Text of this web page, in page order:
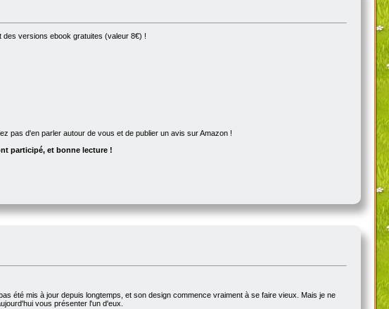
des versions ebook gratuites (valeur 8€) !
pas d'en parler autour de vous et de publier un avis sur Amazon !
participé, et bonne lecture !
été mis à jour depuis longtemps, et son design commence vraiment à se faire vieux. Mais je ne
vous présenter l'un d'eux.